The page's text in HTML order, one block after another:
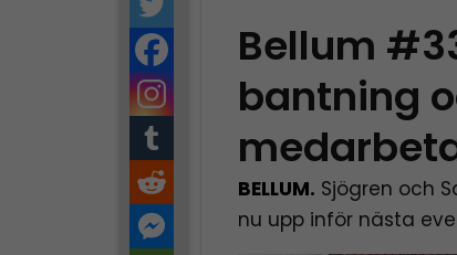
Bellum
bantning
BELLUM. Sjögren och
nu upp inför nästa